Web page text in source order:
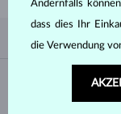
NACH BELIEBTHEIT
Andernfalls
dass dies Ihr
die Verwendung